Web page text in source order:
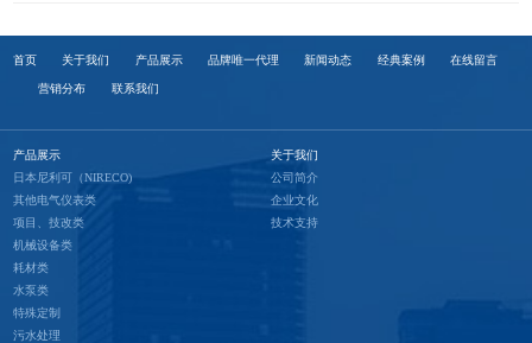
首页 关于我们 产品展示 品牌唯一代理 新闻动态 经典案例 在线留言
营销分布 联系我们
产品展示
日本尼利可（NIRECO)
其他电气仪表类
项目、技改类
机械设备类
耗材类
水泵类
特殊定制
污水处理
关于我们
公司简介
企业文化
技术支持